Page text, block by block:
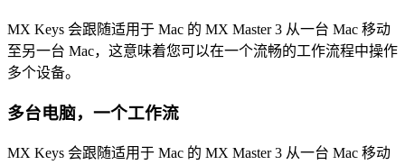
MX Keys 会跟随适用于 Mac 的 MX Master 3 从一台 Mac 移动
至另一台 Mac，这意味着您可以在一个流畅的工作流程中操作
多个设备。
多台电脑，一个工作流
MX Keys 会跟随适用于 Mac 的 MX Master 3 从一台 Mac 移动